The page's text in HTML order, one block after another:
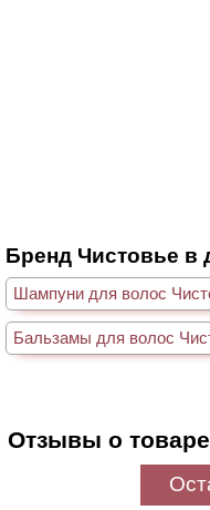
Бренд Чистовье в
Шампуни для волос
Бальзамы для волос
Отзывы о товаре